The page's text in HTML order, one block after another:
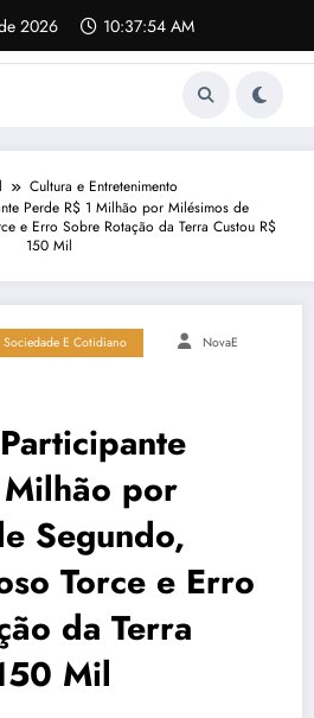
2026 10:37:55 AM
Cultura e Entretenimento
Perde R$ 1 Milhão por Milésimos de
e Erro Sobre Rotação da Terra Custou R$
150 Mil
Sociedade E Cotidiano NovaE
por
Segundo,
Torce e Erro
da Terra
Mil